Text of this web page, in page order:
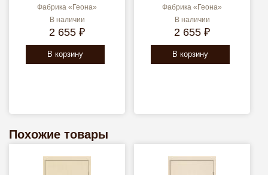
Фабрика «Геона»
В наличии
2 655 ₽
В корзину
Фабрика «Геона»
В наличии
2 655 ₽
В корзину
Похожие товары